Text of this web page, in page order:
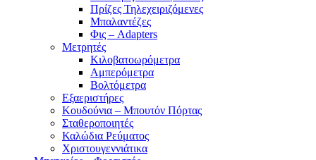
Πρίζες Τηλεχειριζόμενες
Μπαλαντέζες
Φις – Adapters
Μετρητές
Κιλοβατοωρόμετρα
Αμπερόμετρα
Βολτόμετρα
Εξαεριστήρες
Κουδούνια – Μπουτόν Πόρτας
Σταθεροποιητές
Καλώδια Ρεύματος
Χριστουγεννιάτικα